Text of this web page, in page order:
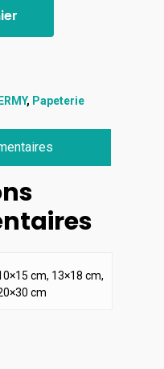
, Papeterie
cm, 13×18 cm,
cm